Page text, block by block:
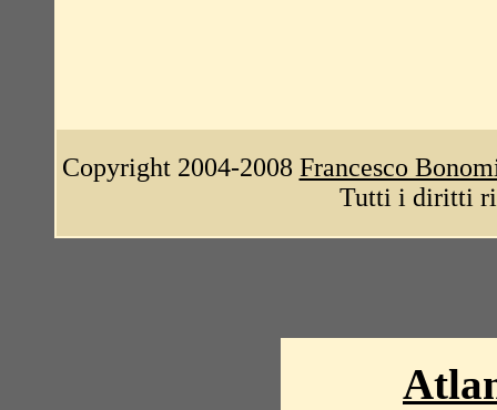
Copyright 2004-2008 Francesco
Tutti i diritti